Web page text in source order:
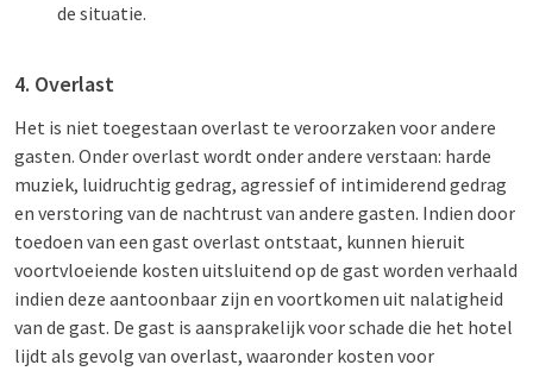
de situatie.
4. Overlast
Het is niet toegestaan overlast te veroorzaken voor andere
gasten. Onder overlast wordt onder andere verstaan: harde
muziek, luidruchtig gedrag, agressief of intimiderend gedrag
en verstoring van de nachtrust van andere gasten. Indien door
toedoen van een gast overlast ontstaat, kunnen hieruit
voortvloeiende kosten uitsluitend op de gast worden verhaald
indien deze aantoonbaar zijn en voortkomen uit nalatigheid
van de gast. De gast is aansprakelijk voor schade die het hotel
lijdt als gevolg van overlast, waaronder kosten voor